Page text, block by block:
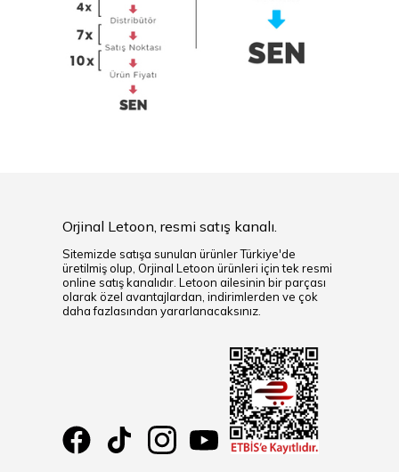
Orjinal Letoon, resmi satış kanalı.
Sitemizde satışa sunulan ürünler Türkiye'de
üretilmiş olup, Orjinal Letoon ürünleri için tek resmi
online satış kanalıdır. Letoon ailesinin bir parçası
olarak özel avantajlardan, indirimlerden ve çok
daha fazlasından yararlanacaksınız.